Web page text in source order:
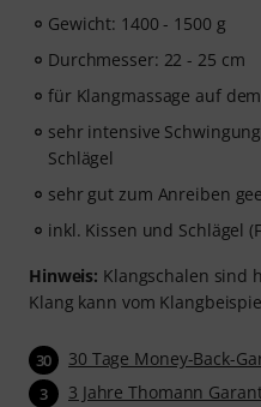
Gewicht: 1400 - 1500 g
Durchmesser: 22 - 25 cm
für Klangmassage auf
sehr intensive
Schlägel
sehr gut zum Anreiben
inkl. Kissen und Schlägel
Hinweis: Klangschalen sind
Klang kann vom
30 30 Tage Money-Back-
3 3 Jahre Thomann